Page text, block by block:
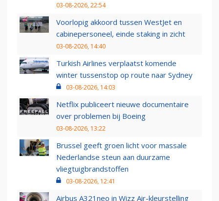
03-08-2026, 22:54
Voorlopig akkoord tussen WestJet en
cabinepersoneel, einde staking in zicht
03-08-2026, 14:40
Turkish Airlines verplaatst komende
winter tussenstop op route naar Sydney
03-08-2026, 14:03
Netflix publiceert nieuwe documentaire
over problemen bij Boeing
03-08-2026, 13:22
Brussel geeft groen licht voor massale
Nederlandse steun aan duurzame
vliegtuigbrandstoffen
03-08-2026, 12:41
Airbus A321neo in Wizz Air-kleurstelling